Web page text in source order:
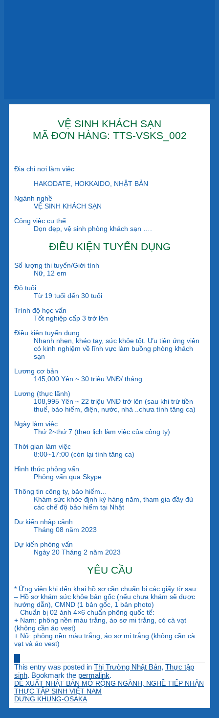
VỆ SINH KHÁCH SẠN
MÃ ĐƠN HÀNG: TTS-VSKS_002
Địa chỉ nơi làm việc
HAKODATE, HOKKAIDO, NHẬT BẢN
Ngành nghề
VỆ SINH KHÁCH SẠN
Công việc cụ thể
Dọn dẹp, vệ sinh phòng khách sạn ….
ĐIỀU KIỆN TUYỂN DỤNG
Số lượng thi tuyển/Giới tính
Nữ, 12 em
Độ tuổi
Từ 19 tuổi đến 30 tuổi
Trình độ học vấn
Tốt nghiệp cấp 3 trở lên
Điều kiện tuyển dụng
Nhanh nhẹn, khéo tay, sức khỏe tốt. Ưu tiên ứng viên
có kinh nghiệm về lĩnh vực làm buồng phòng khách
sạn
Lương cơ bản
145,000 Yên ~ 30 triệu VNĐ/ tháng
Lương (thực lãnh)
108,995 Yên ~ 22 triệu VNĐ trở lên (sau khi trừ tiền
thuế, bảo hiểm, điện, nước, nhà ..chưa tính tăng ca)
Ngày làm việc
Thứ 2~thứ 7 (theo lịch làm việc của công ty)
Thời gian làm việc
8:00~17:00 (còn lại tính tăng ca)
Hình thức phỏng vấn
Phỏng vấn qua Skype
Thông tin công ty, bảo hiểm…
Khám sức khỏe định kỳ hàng năm, tham gia đầy đủ
các chế độ bảo hiểm tại Nhật
Dự kiến nhập cảnh
Tháng 08 năm 2023
Dự kiến phỏng vấn
Ngày 20 Tháng 2 năm 2023
YÊU CẦU
* Ứng viên khi đến khai hồ sơ cần chuẩn bị các giấy tờ sau:
– Hồ sơ khám sức khỏe bản gốc (nếu chưa khám sẽ được
hướng dẫn), CMND (1 bản gốc, 1 bản photo)
– Chuẩn bị 02 ảnh 4×6 chuẩn phông quốc tế:
+ Nam: phông nền màu trắng, áo sơ mi trắng, có cà vạt
(không cần áo vest)
+ Nữ: phông nền màu trắng, áo sơ mi trắng (không cần cà
vạt và áo vest)
This entry was posted in Thị Trường Nhật Bản, Thực tập
sinh. Bookmark the permalink.
ĐỀ XUẤT NHẬT BẢN MỞ RỘNG NGÀNH, NGHỀ TIẾP NHẬN
THỰC TẬP SINH VIỆT NAM
DỰNG KHUNG-OSAKA